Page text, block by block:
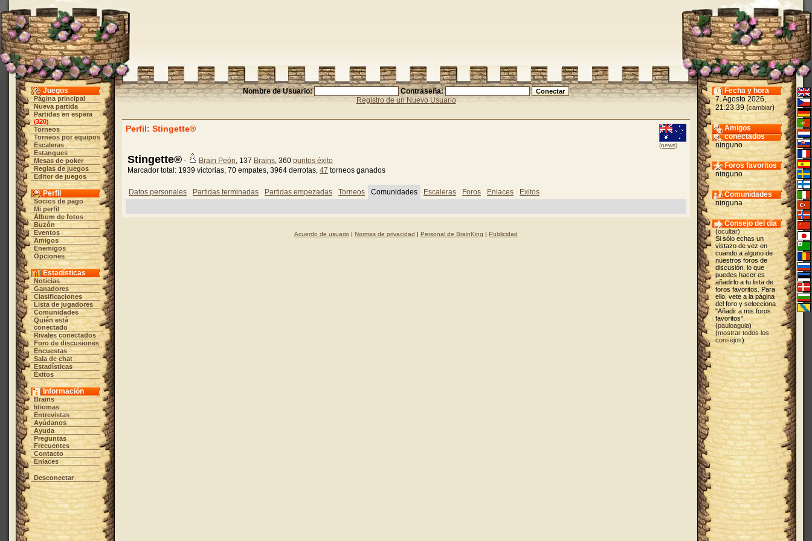
Juegos
Página principal
Nueva partida
Partidas en espera
(320)
Torneos
Torneos por equipos
Escaleras
Estanques
Mesas de poker
Reglas de juegos
Editor de juegos
Perfil
Socios de pago
Mi perfil
Álbum de fotos
Buzón
Eventos
Amigos
Enemigos
Opciones
Estadísticas
Noticias
Ganadores
Clasificaciones
Lista de jugadores
Comunidades
Quién está
conectado
Rivales conectados
Foro de discusiones
Encuestas
Sala de chat
Estadísticas
Éxitos
Información
Brains
Idiomas
Entrevistas
Ayúdanos
Ayuda
Preguntas
Frecuentes
Contacto
Enlaces
Desconectar
Nombre de Usuario:
Contraseña:
Registro de un Nuevo Usuario
(news)
Perfil: Stingette®
Stingette® - Brain Peón, 137 Brains, 360 puntos éxito
Marcador total: 1939 victorias, 70 empates, 3964 derrotas, 47 torneos ganados
Datos personales Partidas terminadas Partidas empezadas Torneos Comunidades Escaleras Foros Enlaces Exitos
Acuerdo de usuario | Normas de privacidad | Personal de BrainKing | Publicidad
Fecha y hora
7. Agosto 2026,
21:23:39 (cambiar)
Amigos
conectados
ninguno
Foros favoritos
ninguno
Comunidades
ninguna
Consejo del día
(ocultar)
Si sólo echas un
vistazo de vez en
cuando a alguno de
nuestros foros de
discusión, lo que
puedes hacer es
añadirlo a tu lista de
foros favoritos. Para
ello, vete a la página
del foro y selecciona
"Añadir a mis foros
favoritos".
(pauloaguia)
(mostrar todos los
consejos)